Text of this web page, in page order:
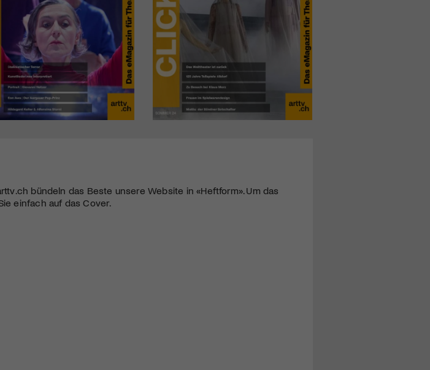
bündeln das Beste unsere Website in «Heftform». Um das
einfach auf das Cover.